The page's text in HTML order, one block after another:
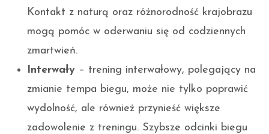
Kontakt z naturą oraz różnorodność krajobrazu
mogą pomóc w oderwaniu się od codziennych
zmartwień.
Interwały – trening interwałowy, polegający na
zmianie tempa biegu, może nie tylko poprawić
wydolność, ale również przynieść większe
zadowolenie z treningu. Szybsze odcinki biegu